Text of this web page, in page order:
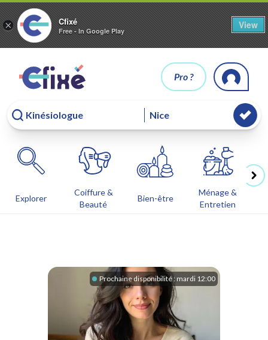
× Cfixé
Free - In Google Play
View
Pro ?
Explorer
Coiffure &
Beauté
Bien-être
Ménage &
Entretien
Prochaine disponibilité :mardi 12:00